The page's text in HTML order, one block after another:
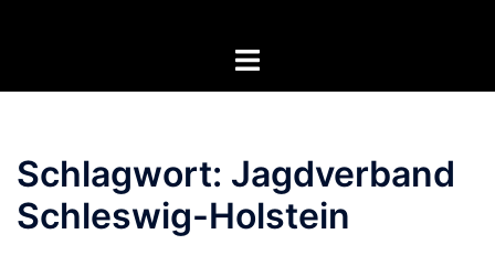
Menü
Schlagwort: Jagdverband
Schleswig-Holstein